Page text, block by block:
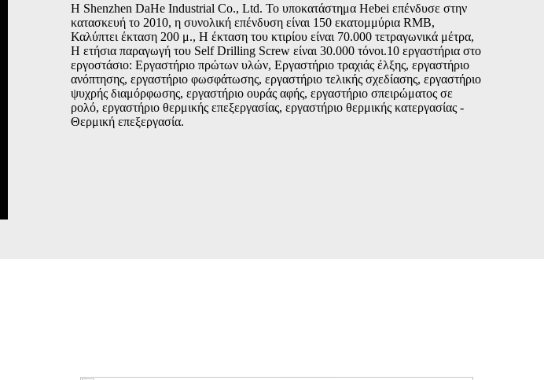
Η Shenzhen DaHe Industrial Co., Ltd. Το υποκατάστημα Hebei επένδυσε στην
κατασκευή το 2010, η συνολική επένδυση είναι 150 εκατομμύρια RMB,
Καλύπτει έκταση 200 μ., Η έκταση του κτιρίου είναι 70.000 τετραγωνικά μέτρα,
Η ετήσια παραγωγή του Self Drilling Screw είναι 30.000 τόνοι.10 εργαστήρια στο
εργοστάσιο: Εργαστήριο πρώτων υλών, Εργαστήριο τραχιάς έλξης, εργαστήριο
ανόπτησης, εργαστήριο φωσφάτωσης, εργαστήριο τελικής σχεδίασης, εργαστήριο
ψυχρής διαμόρφωσης, εργαστήριο ουράς αφής, εργαστήριο σπειρώματος σε
ρολό, εργαστήριο θερμικής επεξεργασίας, εργαστήριο θερμικής κατεργασίας -
Θερμική επεξεργασία.